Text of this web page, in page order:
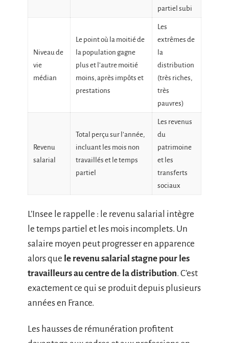
partiel subi
Niveau de
vie
médian
Le point où la moitié de
la population gagne
plus et l’autre moitié
moins, après impôts et
prestations
Les
extrêmes de
la
distribution
(très riches,
très
pauvres)
Revenu
salarial
Total perçu sur l’année,
incluant les mois non
travaillés et le temps
partiel
Les revenus
du
patrimoine
et les
transferts
sociaux
L’Insee le rappelle : le revenu salarial intègre
le temps partiel et les mois incomplets. Un
salaire moyen peut progresser en apparence
alors que le revenu salarial stagne pour les
travailleurs au centre de la distribution. C’est
exactement ce qui se produit depuis plusieurs
années en France.
Les hausses de rémunération profitent